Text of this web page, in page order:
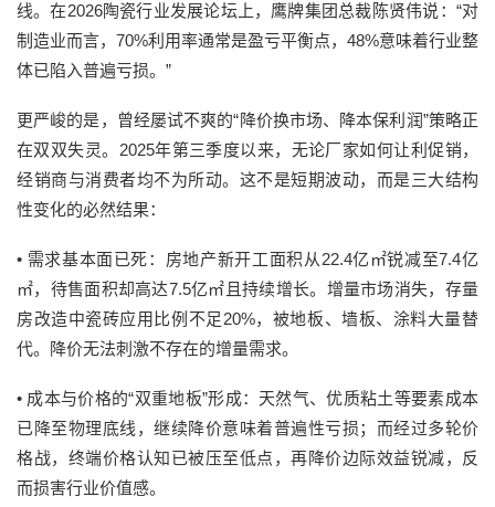
线。在2026陶瓷行业发展论坛上，鹰牌集团总裁陈贤伟说：“对
制造业而言，70%利用率通常是盈亏平衡点，48%意味着行业整
体已陷入普遍亏损。”
更严峻的是，曾经屡试不爽的“降价换市场、降本保利润”策略正
在双双失灵。2025年第三季度以来，无论厂家如何让利促销，
经销商与消费者均不为所动。这不是短期波动，而是三大结构
性变化的必然结果：
• 需求基本面已死： 房地产新开工面积从22.4亿㎡锐减至7.4亿
㎡，待售面积却高达7.5亿㎡且持续增长。增量市场消失，存量
房改造中瓷砖应用比例不足20%，被地板、墙板、涂料大量替
代。降价无法刺激不存在的增量需求。
• 成本与价格的“双重地板”形成： 天然气、优质粘土等要素成本
已降至物理底线，继续降价意味着普遍性亏损；而经过多轮价
格战，终端价格认知已被压至低点，再降价边际效益锐减，反
而损害行业价值感。